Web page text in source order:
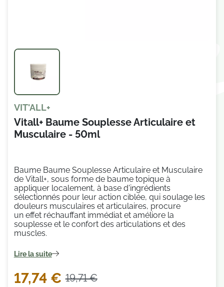
VIT'ALL+
Vitall+ Baume Souplesse Articulaire et
Musculaire - 50ml
Baume Baume Souplesse Articulaire et Musculaire
de Vitall+, sous forme de baume topique à
appliquer localement, à base d'ingrédients
sélectionnés pour leur action ciblée, qui soulage les
douleurs musculaires et articulaires, procure
un effet réchauffant immédiat et améliore la
souplesse et le confort des articulations et des
muscles.
Lire la suite
17,74 € 19,71 €